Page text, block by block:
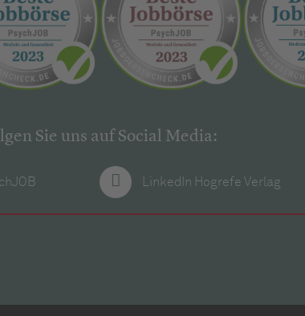
Sie uns auf Social Media:
LinkedIn Hogrefe Verlag